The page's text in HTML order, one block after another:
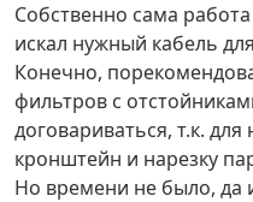
Собственно сама
искал нужный кабель
Конечно,
фильтров с
договариваться, т.к.
кронштейн и нарезку
Но времени не было, да